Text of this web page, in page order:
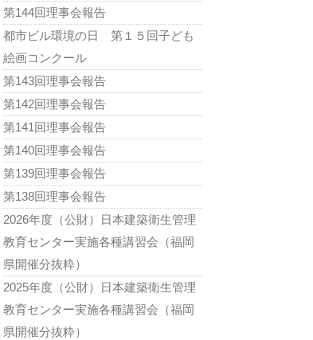
第144回理事会報告
都市ビル環境の日 第１５回子ども
絵画コンクール
第143回理事会報告
第142回理事会報告
第141回理事会報告
第140回理事会報告
第139回理事会報告
第138回理事会報告
2026年度（公財）日本建築衛生管理
教育センター実施各種講習会（福岡
県開催分抜粋）
2025年度（公財）日本建築衛生管理
教育センター実施各種講習会（福岡
県開催分抜粋）